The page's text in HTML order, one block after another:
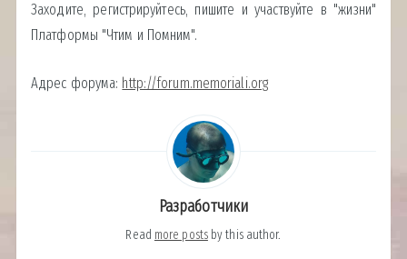
Заходите, регистрируйтесь, пишите и участвуйте в "жизни"
Платформы "Чтим и Помним".
Адрес форума: http://forum.memoriali.org
Разработчики
Read more postsby this author.